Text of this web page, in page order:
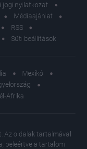
jogi nyilatkozat
Médiaajánlat
RSS
Süti beállítások
Mexikó
Afrika
Az oldalak tartalmával
beleértve a tartalom